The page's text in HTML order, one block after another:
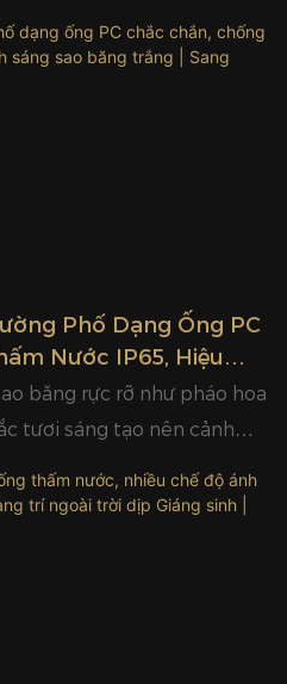
trí đa dạng. Sản phẩm hoạt
Lễ Phục sinh,
khác. Với khả năng chống
Phố Dạng Ống PC
Nước IP65, Hiệu
Trắng | Sang Trọng
băng rực rỡ như pháo hoa
tươi sáng tạo nên cảnh
nước IP65 và cấu trúc
trí lễ hội ngoài trời và